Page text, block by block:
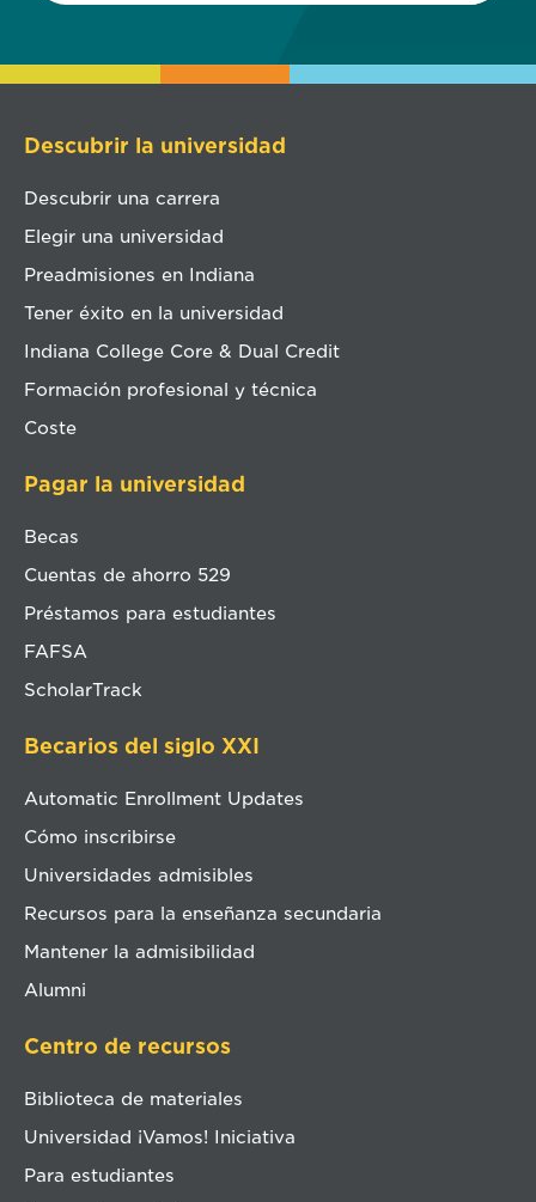
Descubrir la universidad
Descubrir una carrera
Elegir una universidad
Preadmisiones en Indiana
Tener éxito en la universidad
Indiana College Core & Dual Credit
Formación profesional y técnica
Coste
Pagar la universidad
Becas
Cuentas de ahorro 529
Préstamos para estudiantes
FAFSA
ScholarTrack
Becarios del siglo XXI
Automatic Enrollment Updates
Cómo inscribirse
Universidades admisibles
Recursos para la enseñanza secundaria
Mantener la admisibilidad
Alumni
Centro de recursos
Biblioteca de materiales
Universidad ¡Vamos! Iniciativa
Para estudiantes